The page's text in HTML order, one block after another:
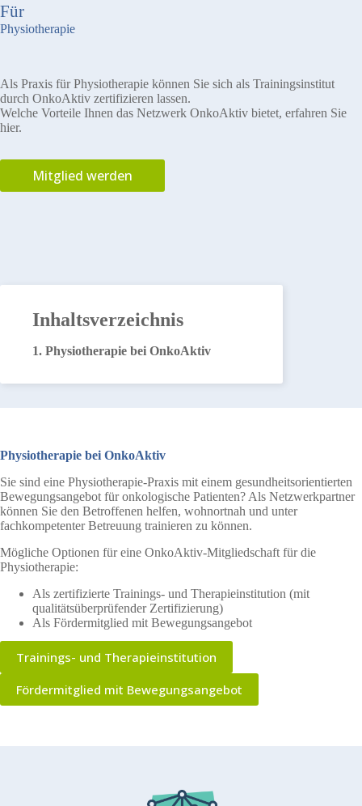
Für
Physiotherapie
Als Praxis für Physiotherapie können Sie sich als Trainingsinstitut
durch OnkoAktiv zertifizieren lassen.
Welche Vorteile Ihnen das Netzwerk OnkoAktiv bietet, erfahren Sie
hier.
Mitglied werden
Physiotherapie bei OnkoAktiv
Sie sind eine Physiotherapie-Praxis mit einem gesundheitsorientierten
Bewegungsangebot für onkologische Patienten? Als Netzwerkpartner
können Sie den Betroffenen helfen, wohnortnah und unter
fachkompetenter Betreuung trainieren zu können.
Mögliche Optionen für eine OnkoAktiv-Mitgliedschaft für die
Physiotherapie:
Als zertifizierte Trainings- und Therapieinstitution (mit
qualitätsüberprüfender Zertifizierung)
Als Fördermitglied mit Bewegungsangebot
Trainings- und Therapieinstitution
Fördermitglied mit Bewegungsangebot
Inhaltsverzeichnis
Physiotherapie bei OnkoAktiv